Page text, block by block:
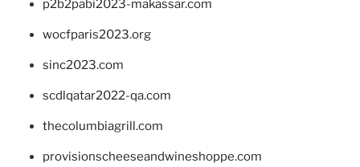
p2b2pabi2023-makassar.com
wocfparis2023.org
sinc2023.com
scdlqatar2022-qa.com
thecolumbiagrill.com
provisionscheeseandwineshoppe.com